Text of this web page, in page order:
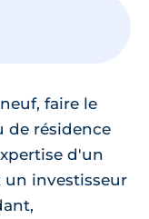
faire le
de résidence
d'un
un investisseur